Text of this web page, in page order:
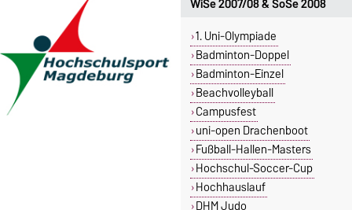
WiSe 2007/08 & SoSe 2008
1. Uni-Olympiade
Badminton-Doppel
Badminton-Einzel
Beachvolleyball
Campusfest
uni-open Drachenboot
Fußball-Hallen-Masters
Hochschul-Soccer-Cup
Hochhauslauf
DHM Judo